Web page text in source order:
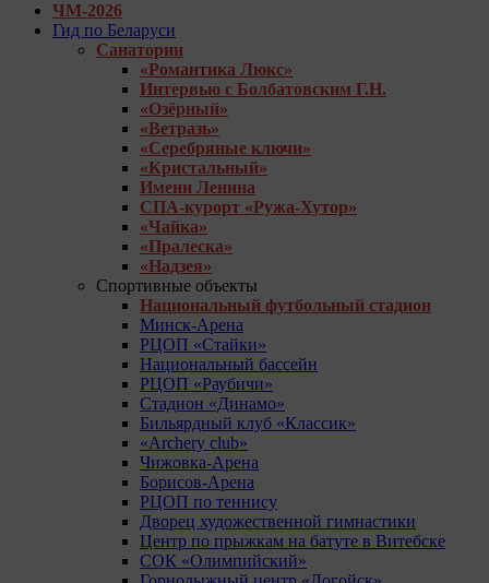
ЧМ-2026
Гид по Беларуси
Санатории
«Романтика Люкс»
Интервью с Болбатовским Г.Н.
«Озёрный»
«Ветразь»
«Серебряные ключи»
«Кристальный»
Имени Ленина
СПА-курорт «Ружа-Хутор»
«Чайка»
«Пралеска»
«Надзея»
Спортивные объекты
Национальный футбольный стадион
Минск-Арена
РЦОП «Стайки»
Национальный бассейн
РЦОП «Раубичи»
Стадион «Динамо»
Бильярдный клуб «Классик»
«Archery club»
Чижовка-Арена
Борисов-Арена
РЦОП по теннису
Дворец художественной гимнастики
Центр по прыжкам на батуте в Витебске
СОК «Олимпийский»